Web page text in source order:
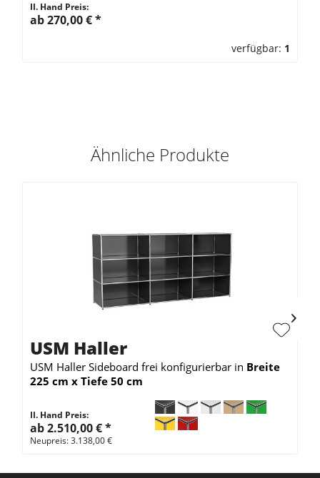
II. Hand Preis:
ab 270,00 €*
verfügbar: 1
Ähnliche Produkte
USM Haller
USM Haller Sideboardfrei konfigurierbar in Breite
225 cm x Tiefe 50 cm
II. Hand Preis:
ab 2.510,00 €*
Neupreis: 3.138,00 €